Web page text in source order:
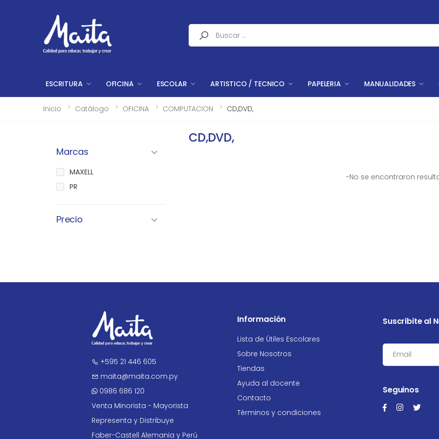
Buscar
ESCRITURA OFICINA ESCOLAR ARTISTICO / TECNICO PAPELERIA MANUALIDADES
Inicio Catálogo OFICINA COMPUTACION CD,DVD,
CD,DVD,
-No se encontraron
Marcas
MAXELL
PR
Precio
+595 21 446 605
maita@maita.com.py
0986 686 120
Venta Minorista - Mayorista
Representa y Distribuye
Faber-Castell Alemania y Perú
Información
Lista de Útiles Escolares
Sobre Nosotros
Tiendas
Ayuda al docente
Contacto
Términos y condiciones
Suscribite al
Seguinos